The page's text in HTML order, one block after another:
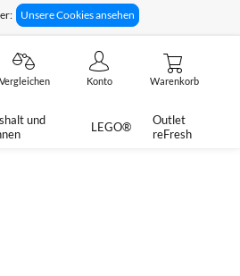
Unsere Cookies ansehen
Technische Unterstützung
Vergleichen Konto Warenkorb
und
LEGO®
Outlet
reFresh